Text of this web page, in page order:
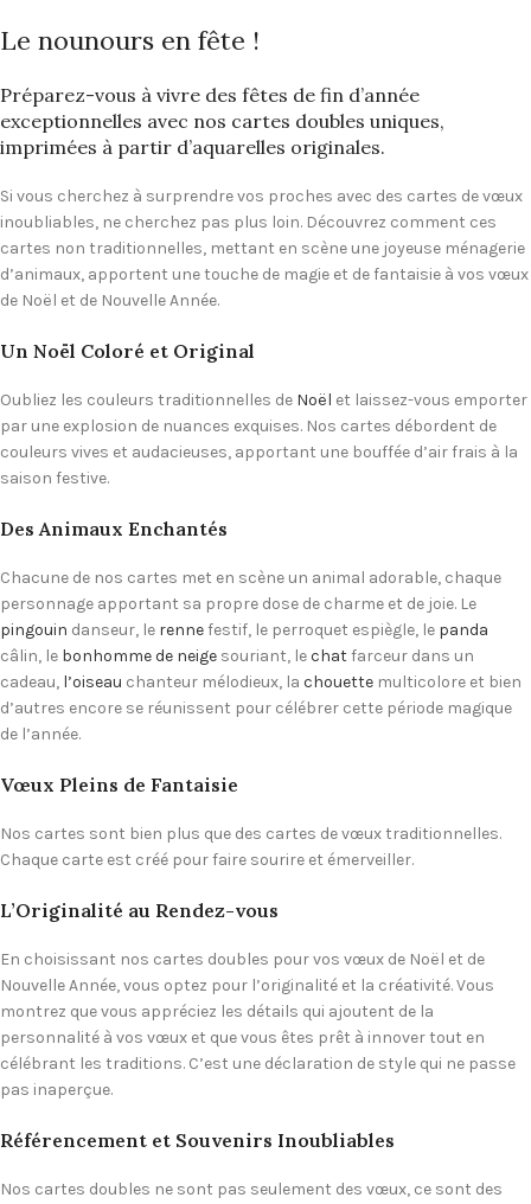
Le nounours en fête !
Préparez-vous à vivre des fêtes de fin d’année
exceptionnelles avec nos cartes doubles uniques,
imprimées à partir d’aquarelles originales.
Si vous cherchez à surprendre vos proches avec des cartes de vœux
inoubliables, ne cherchez pas plus loin. Découvrez comment ces
cartes non traditionnelles, mettant en scène une joyeuse ménagerie
d’animaux, apportent une touche de magie et de fantaisie à vos vœux
de Noël et de Nouvelle Année.
Un Noël Coloré et Original
Oubliez les couleurs traditionnelles de Noël et laissez-vous emporter
par une explosion de nuances exquises. Nos cartes débordent de
couleurs vives et audacieuses, apportant une bouffée d’air frais à la
saison festive.
Des Animaux Enchantés
Chacune de nos cartes met en scène un animal adorable, chaque
personnage apportant sa propre dose de charme et de joie. Le
pingouin danseur, le rennefestif, le perroquet espiègle, le panda
câlin, le bonhomme de neige souriant, lechatfarceur dans un
cadeau, l’oiseau chanteur mélodieux, la chouette multicolore et bien
d’autres encore se réunissent pour célébrer cette période magique
de l’année.
Vœux Pleins de Fantaisie
Nos cartes sont bien plus que des cartes de vœux traditionnelles.
Chaque carte est créé pour faire sourire et émerveiller.
L’Originalité au Rendez-vous
En choisissant nos cartes doubles pour vos vœux de Noël et de
Nouvelle Année, vous optez pour l’originalité et la créativité. Vous
montrez que vous appréciez les détails qui ajoutent de la
personnalité à vos vœux et que vous êtes prêt à innover tout en
célébrant les traditions. C’est une déclaration de style qui ne passe
pas inaperçue.
Référencement et Souvenirs Inoubliables
Nos cartes doubles ne sont pas seulement des vœux, ce sont des